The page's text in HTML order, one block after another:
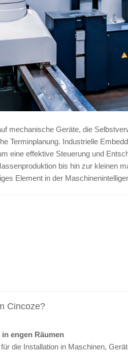
mechanische Geräte, die
Terminplanung. Industrielle
eine effektive Steuerung und
bis hin zur kleinen
Element in der
Cincoze?
engen Räumen
die Installation in Maschinen,